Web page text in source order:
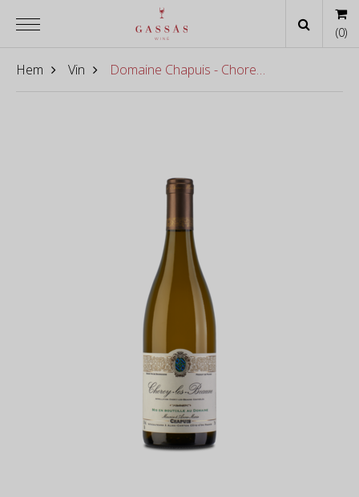
Hem Vin Domaine Chapuis - Chorey-Lés-Beaune Blanc 2022
(0)